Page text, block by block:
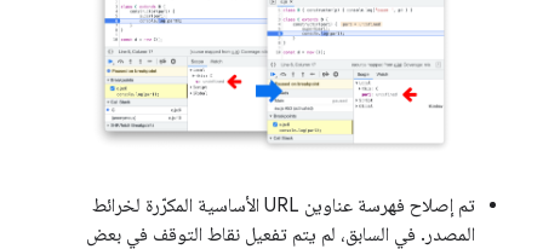
تم إصلاح فهرسة عناوين URL الأساسية المكرّرة لخرائط
المصدر. في السابق، لم يتم تفعيل نقاط التوقف في بعض